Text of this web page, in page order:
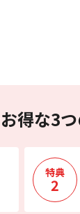
得な3つ
特典
2